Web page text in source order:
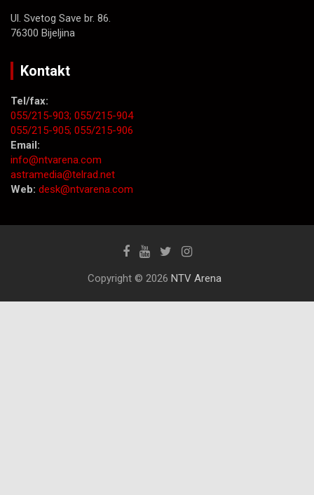
Ul. Svetog Save br. 86.
76300 Bijeljina
Kontakt
Tel/fax:
055/215-903; 055/215-904
055/215-905; 055/215-906
Email:
info@ntvarena.com
astramedia@telrad.net
Web: desk@ntvarena.com
Copyright © 2026 NTV Arena